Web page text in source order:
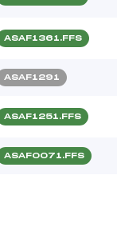
ASAF1361.FFS
ASAF1291
ASAF1251.FFS
ASAF0071.FFS